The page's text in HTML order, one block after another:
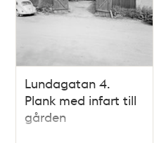
Lundagatan 4.
Plank med infart till
gården